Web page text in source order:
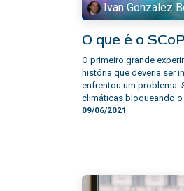
Ivan Gonzalez
O que é o
O primeiro grande
história que deveria ser
enfrentou um problema.
climáticas bloqueando o
09/06/2021